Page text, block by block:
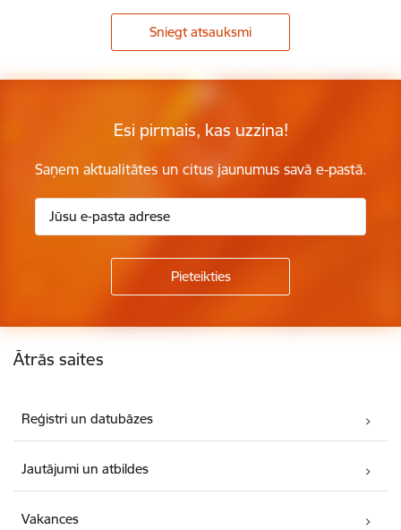
Sniegt atsauksmi
Esi pirmais, kas uzzina!
Saņem aktualitātes un citus jaunumus savā e-pastā.
Kājene
Ātrās saites
Reģistri un datubāzes
Jautājumi un atbildes
Vakances